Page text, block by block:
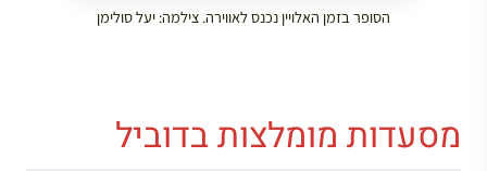
הסופר בזמן האלויין נכנס לאווירה. צילמה: יעל סולימן
מסעדות מומלצות בדוביל